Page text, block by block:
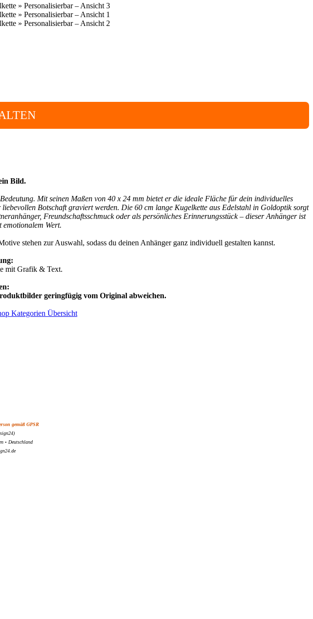
Bild.
Mit seinen Maßen von 40 x 24 mm bietet er die ideale Fläche für dein individuelles
Botschaft graviert werden. Die 60 cm lange Kugelkette aus Edelstahl in Goldoptik sorgt
Freundschaftsschmuck oder als persönliches Erinnerungsstück – dieser Anhänger ist
emotionalem Wert.
stehen zur Auswahl, sodass du deinen Anhänger ganz individuell gestalten kannst.
mit Grafik & Text.
geringfügig vom Original abweichen.
gemäß GPSR
• Deutschland